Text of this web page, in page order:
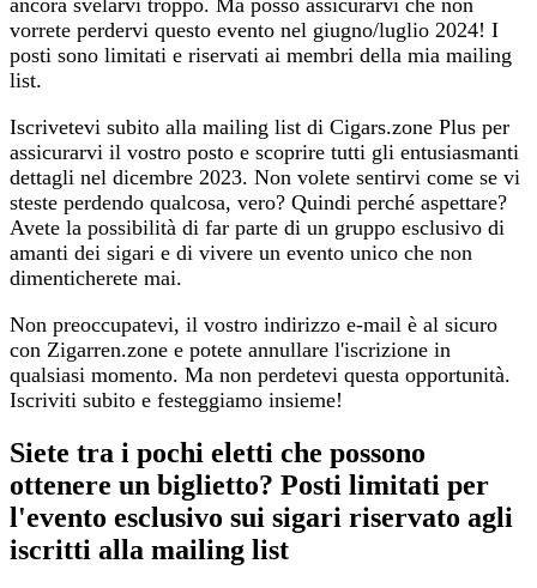
vorrete perdervi questo evento nel giugno/luglio 2024! I
posti sono limitati e riservati ai membri della mia mailing
list.
Iscrivetevi subito alla mailing list di Cigars.zone Plus per
assicurarvi il vostro posto e scoprire tutti gli entusiasmanti
dettagli nel dicembre 2023. Non volete sentirvi come se vi
steste perdendo qualcosa, vero? Quindi perché aspettare?
Avete la possibilità di far parte di un gruppo esclusivo di
amanti dei sigari e di vivere un evento unico che non
dimenticherete mai.
Non preoccupatevi, il vostro indirizzo e-mail è al sicuro
con Zigarren.zone e potete annullare l'iscrizione in
qualsiasi momento. Ma non perdetevi questa opportunità.
Iscriviti subito e festeggiamo insieme!
Siete tra i pochi eletti che possono
ottenere un biglietto? Posti limitati per
l'evento esclusivo sui sigari riservato agli
iscritti alla mailing list